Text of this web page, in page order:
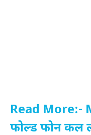
Read More:-
फोल्ड फोन कल